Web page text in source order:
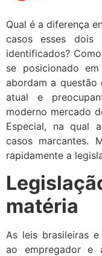
Qual é a diferença
casos esses dois
identificados?
se posicionado
abordam a questão
atual e
moderno mercado
Especial, na qual
casos marcantes.
rapidamente a
matéria
As leis brasileiras
ao empregador e